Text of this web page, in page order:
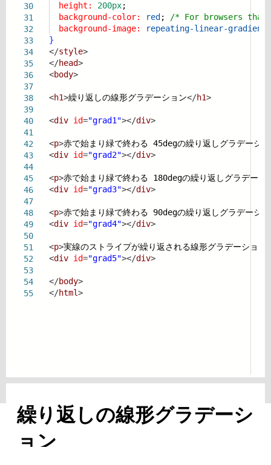
30
31
32
33
34
35
36
37
38
39
40
41
42
43
44
45
46
47
48
49
50
51
52
53
54
55
height:
200px;
background-color:
red ;
/* For browsers
background-image:
repeating-linear-gradient
}
</style>
</head>
<body>
<h1>繰り返しの線形グラデーション</h1>
<div id="grad1"></div>
<p>赤で始まり緑で終わる 45degの繰り返しグラデーシ
<div id="grad2"></div>
<p>赤で始まり緑で終わる 180degの繰り返しグラデーシ
<div id="grad3"></div>
<p>赤で始まり緑で終わる 90degの繰り返しグラデーシ
<div id="grad4"></div>
<p>実線のストライプが繰り返される線形グラデーション
<div id="grad5"></div>
</body>
</html>